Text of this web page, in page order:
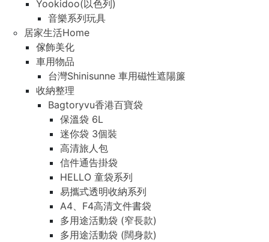
Yookidoo(以色列)
音樂系列玩具
居家生活Home
傢飾美化
車用物品
台灣Shinisunne 車用磁性遮陽簾
收納整理
Bagtoryvu香港百寶袋
保溫袋 6L
迷你袋 3個裝
高清旅人包
信件通告掛袋
HELLO 童袋系列
易攜式透明收納系列
A4、F4高清文件書袋
多用途活動袋 (窄長款)
多用途活動袋 (闊身款)